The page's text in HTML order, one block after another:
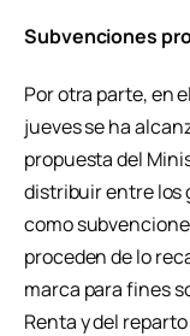
Subvenciones
Por otra parte, en
jueves se ha
propuesta del
distribuir entre los
como
proceden de lo
marca para fines
Renta y del